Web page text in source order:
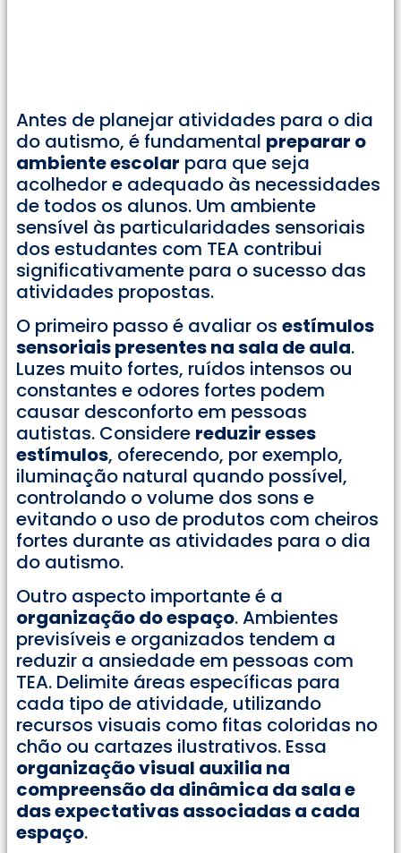
Antes de planejar atividades para o dia
do autismo, é fundamental preparar o
ambiente escolar para que seja
acolhedor e adequado às necessidades
de todos os alunos. Um ambiente
sensível às particularidades sensoriais
dos estudantes com TEA contribui
significativamente para o sucesso das
atividades propostas.
O primeiro passo é avaliar os estímulos
sensoriais presentes na sala de aula.
Luzes muito fortes, ruídos intensos ou
constantes e odores fortes podem
causar desconforto em pessoas
autistas. Considere reduzir esses
estímulos, oferecendo, por exemplo,
iluminação natural quando possível,
controlando o volume dos sons e
evitando o uso de produtos com cheiros
fortes durante as atividades para o dia
do autismo.
Outro aspecto importante é a
organização do espaço. Ambientes
previsíveis e organizados tendem a
reduzir a ansiedade em pessoas com
TEA. Delimite áreas específicas para
cada tipo de atividade, utilizando
recursos visuais como fitas coloridas no
chão ou cartazes ilustrativos. Essa
organização visual auxilia na
compreensão da dinâmica da sala e
das expectativas associadas a cada
espaço.